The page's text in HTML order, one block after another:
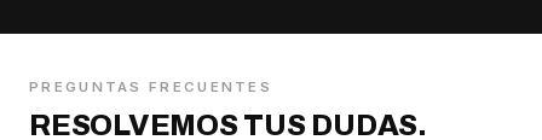
PREGUNTAS FRECUENTES
RESOLVEMOS TUS DUDAS.